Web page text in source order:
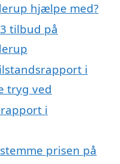
hjælpe med?
tilbud på
i
tryg ved
i
prisen på